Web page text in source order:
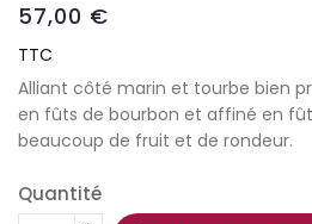
57,00 €
TTC
Alliant côté marin et tourbe bien
en fûts de bourbon et affiné en
beaucoup de fruit et de rondeur.
Quantité